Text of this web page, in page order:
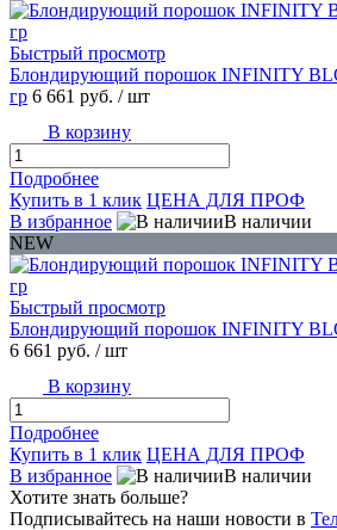
Быстрый просмотр
Блондирующий порошок INFINITY
гр 6 661 руб. / шт
В корзину
Подробнее
Купить в 1 клик ЦЕНА ДЛЯ ПРОФ
В избранное
В наличии
NEW
Быстрый просмотр
Блондирующий порошок INFINITY
6 661 руб. / шт
В корзину
Подробнее
Купить в 1 клик ЦЕНА ДЛЯ ПРОФ
В избранное
В наличии
Хотите знать больше?
Подписывайтесь на наши новости в